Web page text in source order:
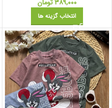
۳۸۹,۰۰۰تومان
انتخاب گزینه ها